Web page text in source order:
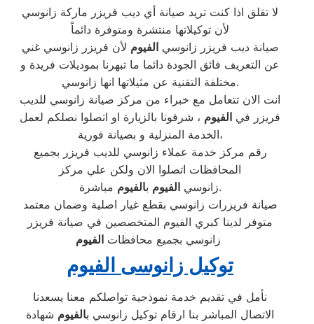
لا تقلق اذا كنت تريد صيانة أي ديب فريزر ماركة زانوسي
لأن توكيلاتها منتشرة ومتوفرة دائماً
صيانة ديب فريزر زانوسيالفيوم لأن فريزر زانوسي غني
عن التعريف فائق الجودة دائما ما تبهرنا بموديلات فريدة و
مختلفة التقنية عن مثيلاتها انها زانوسي.
انت الان تتعامل مع خبراء من مركز صيانة زانوسي للديب
فريزر في الفيوم ، شرفونا بالزيارة او اتصلوا نصلكم لعمل
الخدمة المنزلية و بصيانة فورية،
رقم مركز خدمة عملاء زانوسي للديب فريزر بجميع
المحافظات اتصلوا الان ولكن علي مركز
زانوسيالفيوم بالفيوم
مباشرة.
صيانة فريزرات زانوسي بقطع غيار اصلية وضمان معتمد
متوفر لدينا كبري الفيوم المتخصصين في صيانة فريزر
زانوسي بجميع محافظات الفيوم
توكيل زانوسى الفيوم
نأمل في تقديم خدمة نموذجية تواصلكم معنا يسعدنا
الاتصال المباشر بنا ارقام توكيل زانوسي بالفيوم شهادة